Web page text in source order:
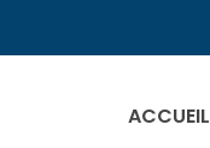
ACCUEIL